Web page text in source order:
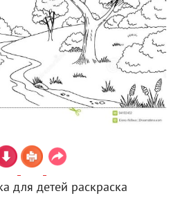
для детей раскраска